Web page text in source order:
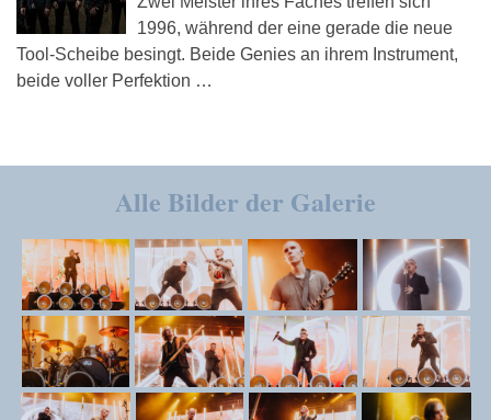
1996, während der eine gerade die neue
Tool-Scheibe besingt. Beide Genies an ihrem Instrument,
beide voller Perfektion …
Alle Bilder der Galerie